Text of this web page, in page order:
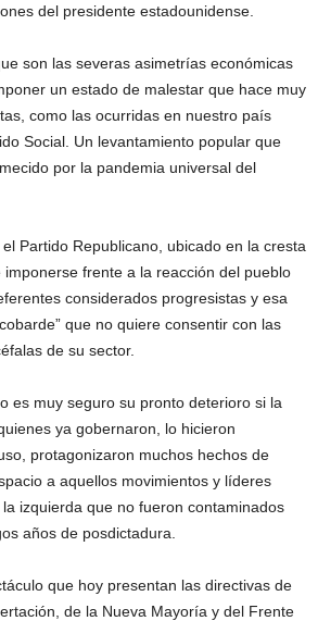
del presidente estadounidense.
son las severas asimetrías económicas
un estado de malestar que hace muy
como las ocurridas en nuestro país
Social. Un levantamiento popular que
por la pandemia universal del
Partido Republicano, ubicado en la cresta
frente a la reacción del pueblo
considerados progresistas y esa
que no quiere consentir con las
de su sector.
es muy seguro su pronto deterioro si la
ya gobernaron, lo hicieron
protagonizaron muchos hechos de
a aquellos movimientos y líderes
izquierda que no fueron contaminados
años de posdictadura.
que hoy presentan las directivas de
de la Nueva Mayoría y del Frente